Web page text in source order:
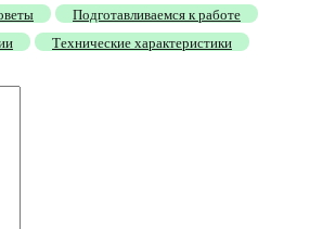
Подготавливаемся к работе
Технические характеристики